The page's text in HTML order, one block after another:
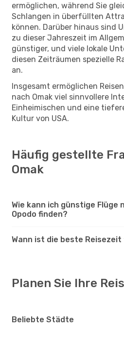
ermöglichen, während Sie
Schlangen in überfüllten
können. Darüber hinaus sind
zu dieser Jahreszeit im
günstiger, und viele lokale
diesen Zeiträumen spezielle
an.
Insgesamt ermöglichen
nach Omak viel sinnvollere
Einheimischen und eine
Kultur von USA.
Häufig gestellte
Omak
Wie kann ich günstige Flüge
Opodo finden?
Wann ist die beste Reisezeit
Planen Sie Ihre
Beliebte Städte